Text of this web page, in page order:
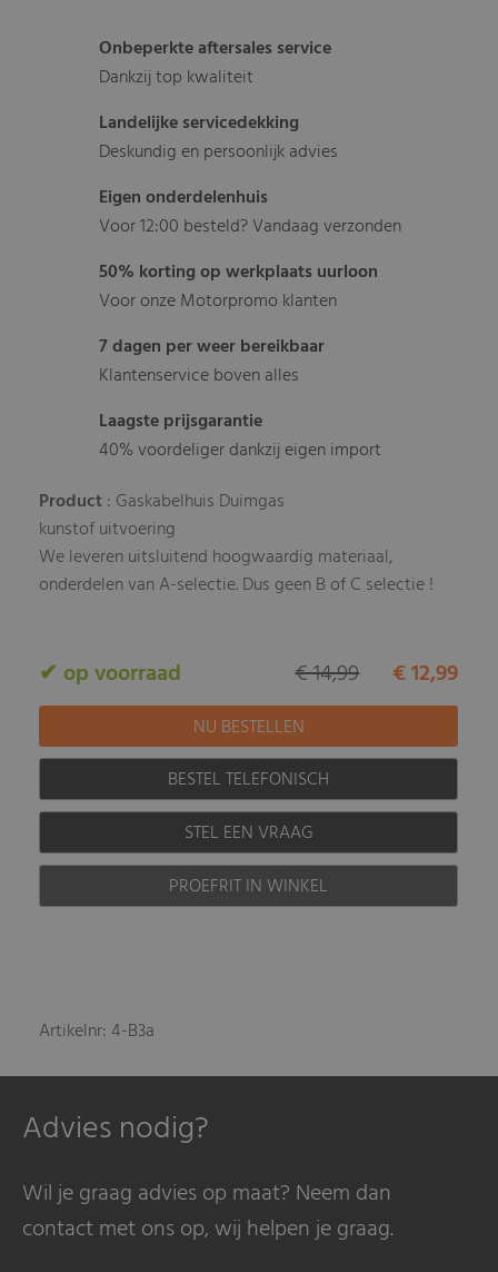
Onbeperkte aftersales service
Dankzij top kwaliteit
Landelijke servicedekking
Deskundig en persoonlijk advies
Eigen onderdelenhuis
Voor 12:00 besteld? Vandaag verzonden
50% korting op werkplaats uurloon
Voor onze Motorpromo klanten
7 dagen per weer bereikbaar
Klantenservice boven alles
Laagste prijsgarantie
40% voordeliger dankzij eigen import
Product: Gaskabelhuis Duimgas
kunstof uitvoering
We leveren uitsluitend hoogwaardig materiaal,
onderdelen van A-selectie. Dus geen B of C selectie !
✔ op voorraad € 12,99
€ 14,99
BESTEL TELEFONISCH
STEL EEN VRAAG
PROEFRIT IN WINKEL
Artikelnr: 4-B3a
Advies nodig?
Wil je graag advies op maat? Neem dan
contact met ons op, wij helpen je graag.